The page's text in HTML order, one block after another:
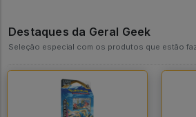
Destaques da Geral Geek
Seleção especial com os produtos que estão